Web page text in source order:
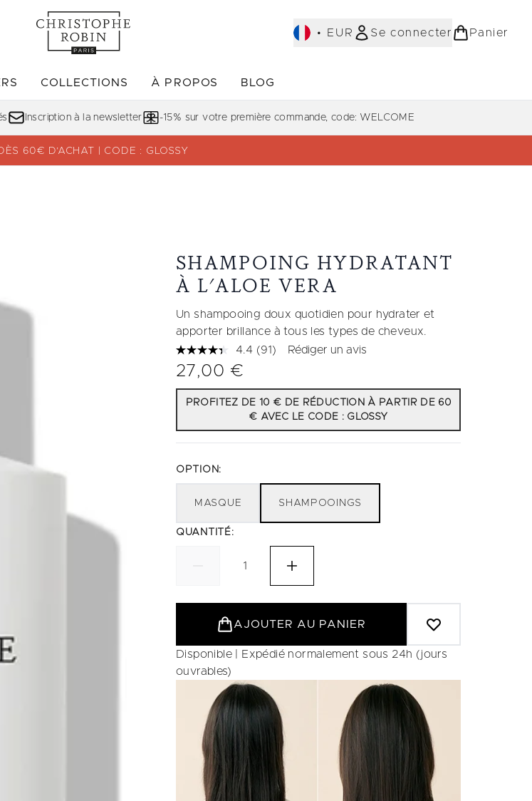
• EUR Se connecter Panier
Accédez au sous-menu (DÉCOUVRIR) Accédez au sous-menu (BEST-SELLERS)
COLLECTIONS
Accédez au sous-menu (COLLECTIONS)
À PROPOS BLOG
Inscription à la newsletter -15% sur votre première commande, code: WELCOME
60€ D’ACHAT | CODE : GLOSSY
SHAMPOING HYDRATANT
À L'ALOE VERA
Un shampooing doux quotidien pour hydrater et
apporter brillance à tous les types de cheveux.
4.4 Lire
Lien
sur
la
même
page.
(91) Rédiger un avis
27,00 €
PROFITEZ DE 10 € DE RÉDUCTION À PARTIR DE 60
€ AVEC LE CODE : GLOSSY
OPTION:
MASQUE SHAMPOOINGS
QUANTITÉ:
AJOUTER AU PANIER
Disponible | Expédié normalement sous 24h (jours
ouvrables)